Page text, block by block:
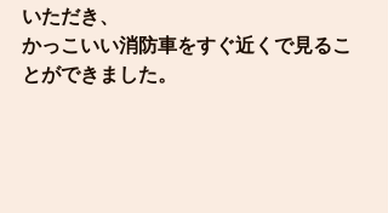
いただき、
かっこいい消防車をすぐ近くで見るこ
とができました。